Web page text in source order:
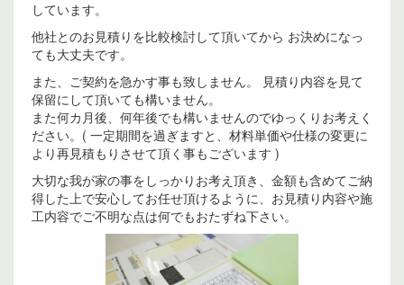
しています。
他社とのお見積りを比較検討して頂いてから お決めになっ
ても大丈夫です。
また、ご契約を急かす事も致しません。 見積り内容を見て
保留にして頂いても構いません。
また何カ月後、何年後でも構いませんのでゆっくりお考えく
ださい。( 一定期間を過ぎますと、材料単価や仕様の変更に
より再見積もりさせて頂く事もございます )
大切な我が家の事をしっかりお考え頂き、金額も含めてご納
得した上で安心してお任せ頂けるように、お見積り内容や施
工内容でご不明な点は何でもおたずね下さい。